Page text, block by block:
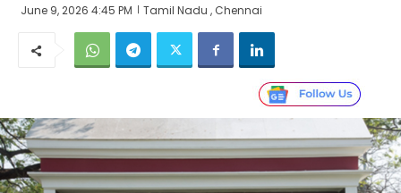
June 9, 2026 4:45 PM
Tamil Nadu , Chennai